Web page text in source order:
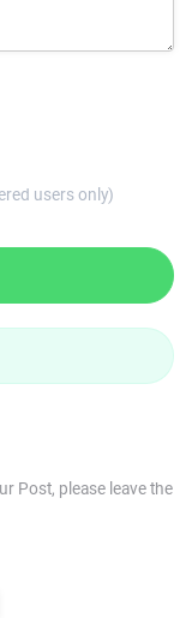
users only)
Post, please leave the